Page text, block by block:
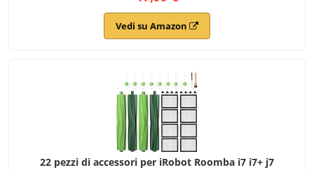
Roomba serie E/I/J
Vedi su Amazon
22 pezzi di accessori per iRobot Roomba i7 i7+ j7